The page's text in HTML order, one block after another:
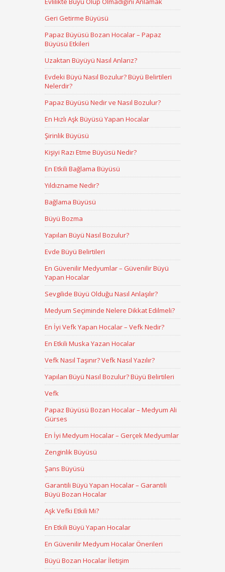
Geri Getirme Büyüsü
Papaz Büyüsü Bozan Hocalar – Papaz
Büyüsü Etkileri
Uzaktan Büyüyü Nasıl Anlarız?
Evdeki Büyü Nasıl Bozulur? Büyü Belirtileri
Nelerdir?
Papaz Büyüsü Nedir ve Nasıl Bozulur?
En Hızlı Aşk Büyüsü Yapan Hocalar
Şirinlik Büyüsü
Kişiyi Razı Etme Büyüsü Nedir?
En Etkili Bağlama Büyüsü
Yıldızname Nedir?
Bağlama Büyüsü
Büyü Bozma
Yapılan Büyü Nasıl Bozulur?
Evde Büyü Belirtileri
En Güvenilir Medyumlar – Güvenilir Büyü
Yapan Hocalar
Sevgilide Büyü Olduğu Nasıl Anlaşılır?
Medyum Seçiminde Nelere Dikkat Edilmeli?
En İyi Vefk Yapan Hocalar – Vefk Nedir?
En Etkili Muska Yazan Hocalar
Vefk Nasıl Taşınır? Vefk Nasıl Yazılır?
Yapılan Büyü Nasıl Bozulur? Büyü Belirtileri
Vefk
Papaz Büyüsü Bozan Hocalar – Medyum Ali
Gürses
En İyi Medyum Hocalar – Gerçek Medyumlar
Zenginlik Büyüsü
Şans Büyüsü
Garantili Büyü Yapan Hocalar – Garantili
Büyü Bozan Hocalar
Aşk Vefki Etkili Mi?
En Etkili Büyü Yapan Hocalar
En Güvenilir Medyum Hocalar Önerileri
Büyü Bozan Hocalar İletişim